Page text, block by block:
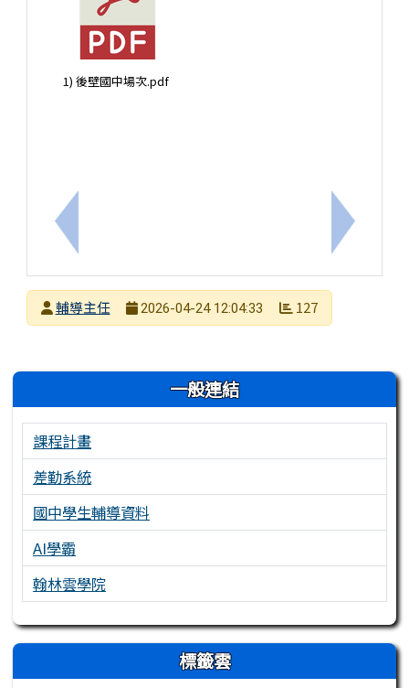
上一筆：本市115年度友善校園「學生生命教育體驗
1) 後壁國中場次.pdf
下一筆：
發布者
輔導主任
2026-04-24 12:04:33 127
左邊區域內容 一般連結
課程計畫
差勤系統
國中學生輔導資料
AI學霸
翰林雲學院
右邊區域內容 標籤雲